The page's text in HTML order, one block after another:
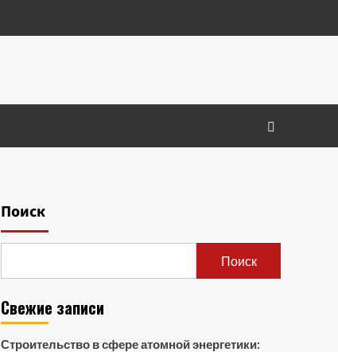
Поиск
Поиск
Свежие записи
Строительство в сфере атомной энергетики: